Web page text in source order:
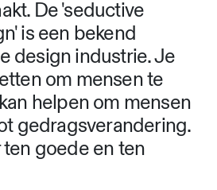
De 'seductive
is een bekend
design industrie. Je
om mensen te
helpen om mensen
gedragsverandering.
goede en ten